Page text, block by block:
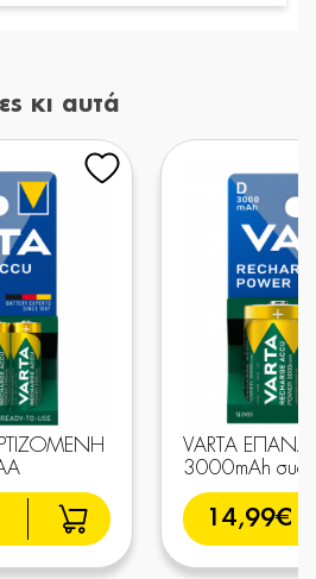
κι αυτά
VARTA
3000mAh
14,99€